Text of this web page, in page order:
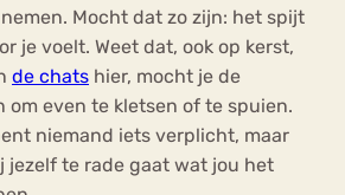
Mocht dat zo zijn: het spijt
je voelt. Weet dat, ook op kerst,
de chats hier, mocht je de
om even te kletsen of te spuien.
niemand iets verplicht, maar
jezelf te rade gaat wat jou het